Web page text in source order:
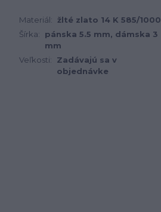
Materiál:
žlté zlato 14 K 585/1000
Šírka:
pánska 5.5 mm, dámska 3
mm
Veľkosti:
Zadávajú sa v
objednávke